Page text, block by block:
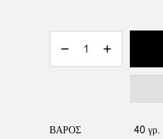
ΒΆΡΟΣ 40 γρ.